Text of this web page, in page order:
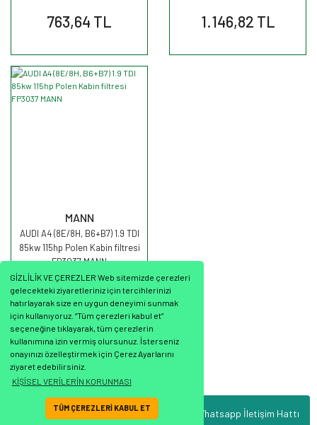
GİZLİLİK VE ÇEREZLER Web sitemizde çerezleri
gelecekteki ziyaretleriniz için tercihlerinizi
hatırlayarak size en uygun deneyimi sunmak
için kullanıyoruz. “Tüm çerezleri kabul et”
seçeneğine tıklayarak, tüm çerezlerin
kullanımına izin vermiş olursunuz. İsterseniz
onayınızı özelleştirmek için Çerez Ayarlarını
ziyaret edebilirsiniz.
KİŞİSEL VERİLERİN KORUNMASI
TÜM ÇEREZLERİ KABUL ET Whatsapp İletişim Hattı
763,64 TL 1.146,82 TL
MANN
AUDI A4 (8E/8H, B6+B7) 1.9 TDI
85kw 115hp Polen Kabin filtresi
FP3037 MANN
1.347,79 TL